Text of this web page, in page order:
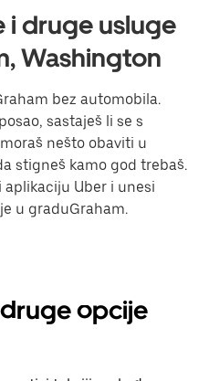
i druge usluge
Washington
bez automobila.
sastaješ li se s
nešto obaviti u
stigneš kamo god trebaš.
aplikaciju Uber i unesi
u graduGraham.
opcije